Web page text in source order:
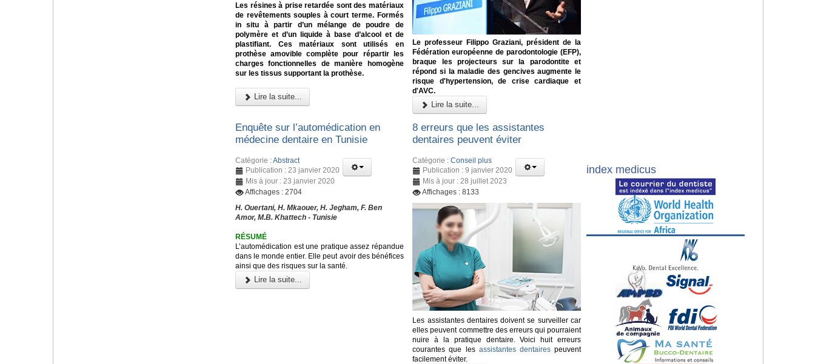
Les résines à prise retardée sont des matériaux
de revêtements souples à court terme. Formés
in situ à partir d’un mélange de poudre de
polymère et d’un liquide à base d’alcool et de
plastifiant. Ces matériaux sont utilisés en
prothèse amovible complète pour répartir les
charges fonctionnelles de manière homogène
sur les tissus supportant la prothèse.
Lire la suite...
Le professeur Filippo Graziani, président de la
Fédération européenne de parodontologie (EFP),
braque les projecteurs sur la parodontite et
répond si la maladie des gencives augmente le
risque d'hypertension, de crise cardiaque et
d'AVC.
Lire la suite...
Enquête sur l’automédication en
médecine dentaire en Tunisie
Catégorie :Abstract
Publication : 23 janvier 2020
Mis à jour : 23 janvier 2020
Affichages : 2704
H. Ouertani, H. Mkaouer, H. Jegham, F. Ben
Amor, M.B. Khattech - Tunisie
RÉSUMÉ
L’automédication est une pratique assez répandue
dans le monde entier. Elle peut avoir des bénéfices
ainsi que des risques sur la santé.
Lire la suite...
8 erreurs que les assistantes
dentaires peuvent éviter
Catégorie :Conseil plus
Publication : 9 janvier 2020
Mis à jour : 28 juillet 2023
Affichages : 8133
Les assistantes dentaires doivent se surveiller car
elles peuvent commettre des erreurs qui pourraient
nuire à la pratique dentaire. Voici huit erreurs
courantes que les assistantes dentairespeuvent
facilement éviter.
index medicus